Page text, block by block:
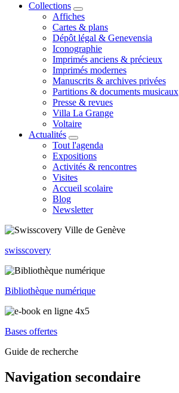
Collections
Affiches
Cartes & plans
Dépôt légal & Genevensia
Iconographie
Imprimés anciens & précieux
Imprimés modernes
Manuscrits & archives privées
Partitions & documents musicaux
Presse & revues
Villa La Grange
Voltaire
Actualités
Tout l'agenda
Expositions
Activités & rencontres
Visites
Accueil scolaire
Blog
Newsletter
swisscovery
Bibliothèque numérique
Bases offertes
Guide de recherche
Navigation secondaire